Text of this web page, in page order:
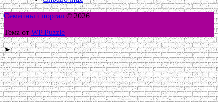
Семейный портал © 2026
Тема от WP Puzzle
➤